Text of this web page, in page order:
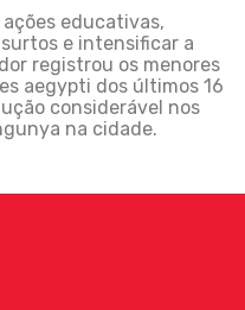
educativas,
e intensificar a
registrou os menores
aegypti dos últimos 16
considerável nos
na cidade.